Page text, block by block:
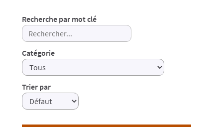
Recherche par mot clé
Catégorie
Trier par